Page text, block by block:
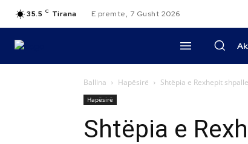
35.5 C Tirana E premte, 7 Gusht 2026
Ballina Hapësirë Shtëpia e Rexhepit
Hapësirë
Shtëpia e